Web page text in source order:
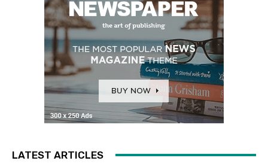
LATEST ARTICLES